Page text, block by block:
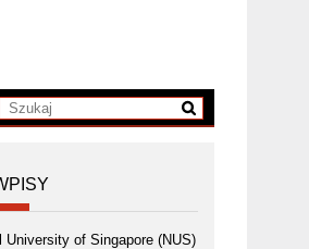
University of Singapore (NUS)